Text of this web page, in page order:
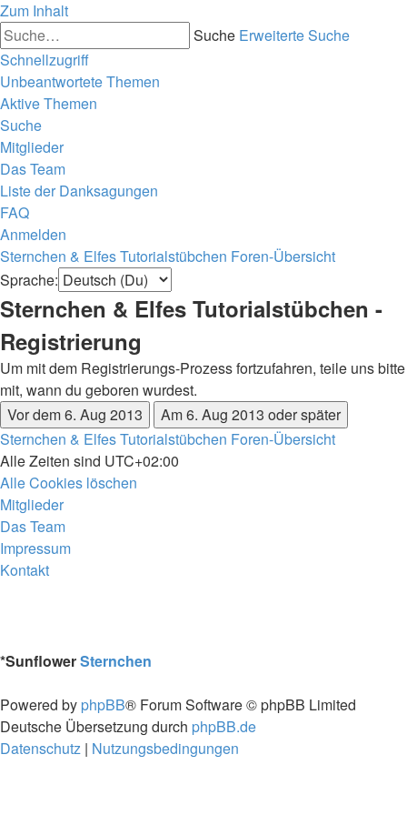
Zum Inhalt
Suche Erweiterte Suche
Schnellzugriff
Unbeantwortete Themen
Aktive Themen
Suche
Mitglieder
Das Team
Liste der Danksagungen
FAQ
Anmelden
Sternchen & Elfes Tutorialstübchen Foren-Übersicht
Sprache:
Sternchen & Elfes Tutorialstübchen -
Registrierung
Um mit dem Registrierungs-Prozess fortzufahren, teile uns bitte
mit, wann du geboren wurdest.
Sternchen & Elfes Tutorialstübchen Foren-Übersicht
Alle Zeiten sind UTC+02:00
Alle Cookies löschen
Mitglieder
Das Team
Impressum
Kontakt
*SunflowerSternchen
Powered by phpBB® Forum Software © phpBB Limited
Deutsche Übersetzung durch phpBB.de
Datenschutz | Nutzungsbedingungen